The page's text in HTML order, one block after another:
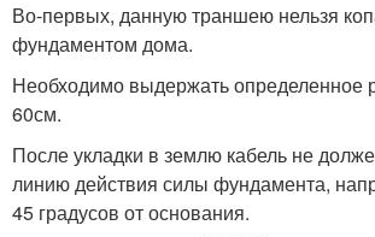
Во-первых, данную траншею нельзя
фундаментом дома.
Необходимо выдержать определенное
60см.
После укладки в землю кабель не
линию действия силы фундамента,
45 градусов от основания.